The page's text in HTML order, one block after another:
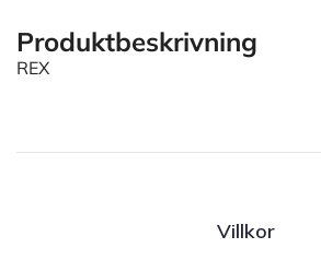
Produktbeskrivning
REX
Villkor